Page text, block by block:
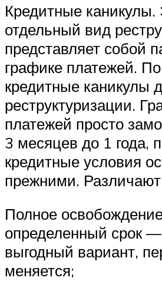
Кредитные каникулы.
отдельный вид
представляет собой
графике платежей.
кредитные каникулы
реструктуризации.
платежей просто
3 месяцев до 1 года,
кредитные условия
прежними.
Полное
определенный срок
выгодный вариант,
меняется;